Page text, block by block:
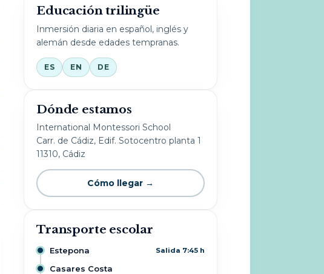
Educación trilingüe
Inmersión diaria en español, inglés y
alemán desde edades tempranas.
ES EN DE
Dónde estamos
International Montessori School
Carr. de Cádiz, Edif. Sotocentro planta 1
11310, Cádiz
Cómo llegar →
Transporte escolar
Estepona Salida 7:45 h
Casares Costa